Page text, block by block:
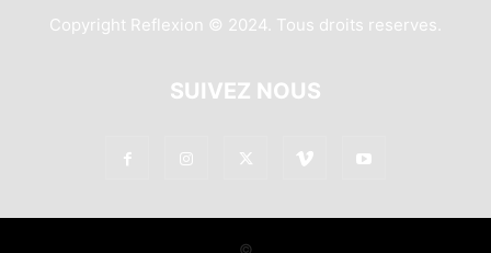
Copyright Reflexion © 2024. Tous droits reserves.
SUIVEZ NOUS
©